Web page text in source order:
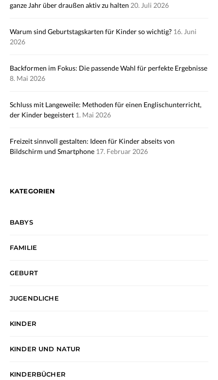
ganze Jahr über draußen aktiv zu halten 20. Juli 2026
Warum sind Geburtstagskarten für Kinder so wichtig? 16. Juni
2026
Backformen im Fokus: Die passende Wahl für perfekte Ergebnisse
8. Mai 2026
Schluss mit Langeweile: Methoden für einen Englischunterricht,
der Kinder begeistert 1. Mai 2026
Freizeit sinnvoll gestalten: Ideen für Kinder abseits von
Bildschirm und Smartphone 17. Februar 2026
KATEGORIEN
BABYS
FAMILIE
GEBURT
JUGENDLICHE
KINDER
KINDER UND NATUR
KINDERBÜCHER